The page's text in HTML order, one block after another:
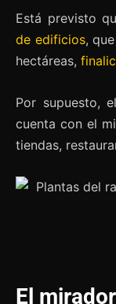
Está previsto
de edificios,
hectáreas,
Por supuesto,
cuenta con el
tiendas,
El